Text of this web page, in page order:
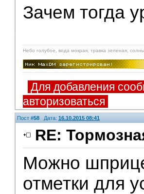
Зачем тогда
Небо голубое, вода мокрая, травка зеленая,
Для добавления
авторизоваться
Пост #58 Дата: 16.10.2015 08:41
RE:
Можно
отметки для